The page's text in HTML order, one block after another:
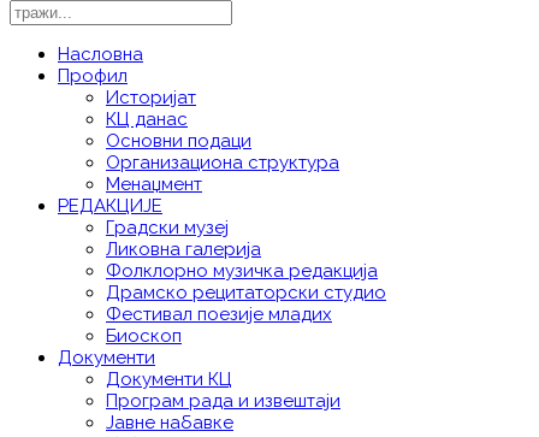
Насловна
Профил
Историјат
КЦ данас
Основни подаци
Организациона структура
Менаџмент
РЕДАКЦИЈЕ
Градски музеј
Ликовна галерија
Фолклорно музичка редакција
Драмско рецитаторски студио
Фестивал поезије младих
Биоскоп
Документи
Документи КЦ
Програм рада и извештаји
Јавне набавке